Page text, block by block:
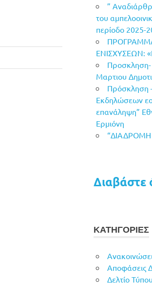
”
του
περίοδο 2025-
ΕΝΙΣΧΥΣΕΩΝ:
Μαρτιου
Πρόσκληση
Εκδηλώσεων
επανάληψη”
Ερμιόνη
“ΔΙΑΔΡΟΜΗ
Διαβάστε
ΚΑΤΗΓΟΡΙΕΣ
Αποφάσεις
Δελτίο Τύπου